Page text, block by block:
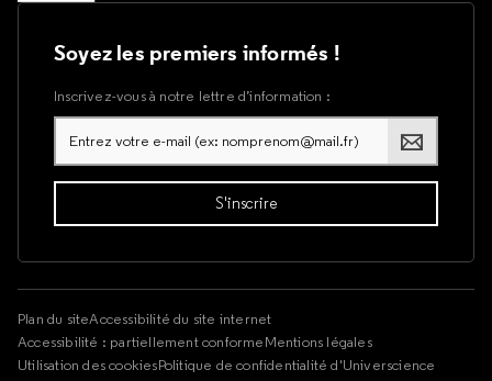
Soyez les premiers informés !
Inscrivez-vous à notre lettre d’information :
Plan du siteAccessibilité du site internet
Accessibilité : partiellement conformeMentions légales
Utilisation des cookiesPolitique de confidentialité d'Universcience